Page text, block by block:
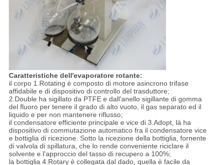
Caratteristiche dell'evaporatore rotante:
il corpo 1.Rotating è composto di motore asincrono trifase
affidabile e di dispositivo di controllo del trasduttore;
2.Double ha sigillato da PTFE e dall'anello sigillante di gomma
del fluoro per tenere il grado di alto vuoto, il gas separato ed il
liquido e per non mantenere riflusso;
il condensatore efficiente principale e vice di 3.Adopt, là ha
dispositivo di commutazione automatico fra il condensatore vice
e bottiglia di ricezione. Sotto la ricezione della bottiglia, fornente
di valvola di spillatura, che lo rende conveniente riciclare il
solvente e l'approccio del tasso di recupero a 100%;
la bottiglia 4.Rotary è collegata dal dado, quella è facile da